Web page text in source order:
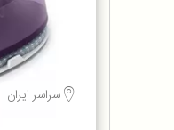
سراسر ایران